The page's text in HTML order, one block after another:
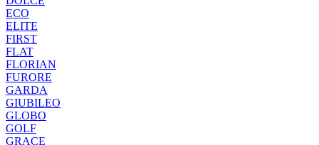
ECO
ELITE
FIRST
FLAT
FLORIAN
FURORE
GARDA
GIUBILEO
GLOBO
GOLF
GRACE